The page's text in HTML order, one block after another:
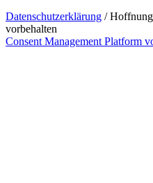
Datenschutzerklärung /
vorbehalten
Consent Management Platform